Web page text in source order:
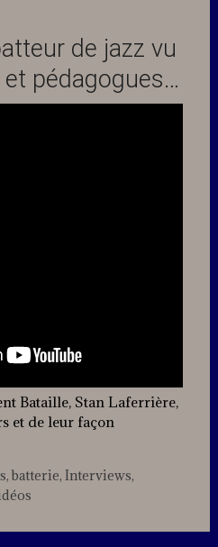
de jazz vu
pédagogues…
Bataille, Stan Laferrière,
et de leur façon
,batterie, Interviews,
Comment